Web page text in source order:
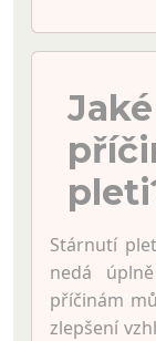
Stárnutí
nedá
příčinám
zlepšení